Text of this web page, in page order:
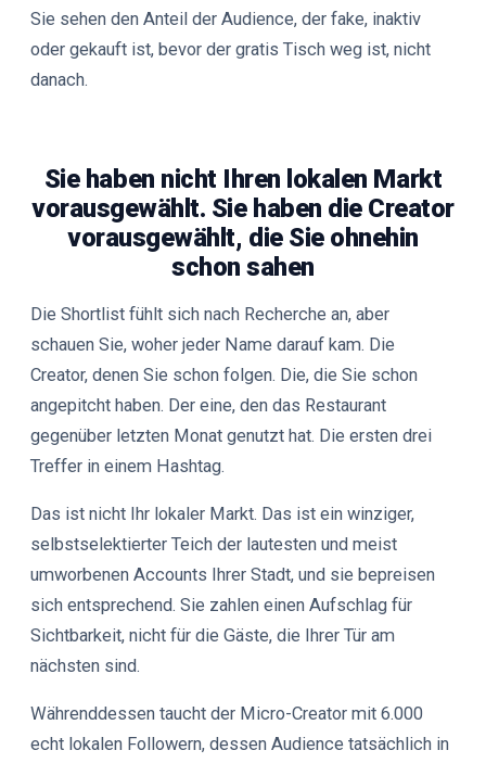
Sie sehen den Anteil der Audience, der fake, inaktiv
oder gekauft ist, bevor der gratis Tisch weg ist, nicht
danach.
Sie haben nicht Ihren lokalen Markt
vorausgewählt. Sie haben die Creator
vorausgewählt, die Sie ohnehin
schon sahen
Die Shortlist fühlt sich nach Recherche an, aber
schauen Sie, woher jeder Name darauf kam. Die
Creator, denen Sie schon folgen. Die, die Sie schon
angepitcht haben. Der eine, den das Restaurant
gegenüber letzten Monat genutzt hat. Die ersten drei
Treffer in einem Hashtag.
Das ist nicht Ihr lokaler Markt. Das ist ein winziger,
selbstselektierter Teich der lautesten und meist
umworbenen Accounts Ihrer Stadt, und sie bepreisen
sich entsprechend. Sie zahlen einen Aufschlag für
Sichtbarkeit, nicht für die Gäste, die Ihrer Tür am
nächsten sind.
Währenddessen taucht der Micro-Creator mit 6.000
echt lokalen Followern, dessen Audience tatsächlich in